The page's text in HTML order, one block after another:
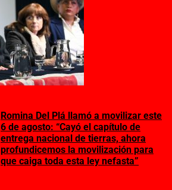
Romina Del Plá llamó a movilizar este
6 de agosto: “Cayó el capítulo de
entrega nacional de tierras, ahora
profundicemos la movilización para
que caiga toda esta ley nefasta”